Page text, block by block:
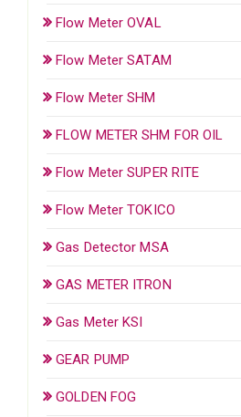
Flow Meter OVAL
Flow Meter SATAM
Flow Meter SHM
FLOW METER SHM FOR OIL
Flow Meter SUPER RITE
Flow Meter TOKICO
Gas Detector MSA
GAS METER ITRON
Gas Meter KSI
GEAR PUMP
GOLDEN FOG